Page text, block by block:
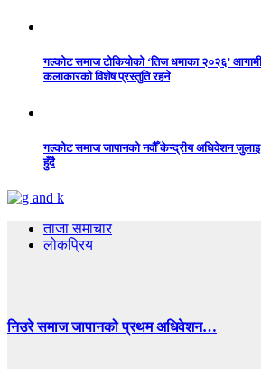
गल्कोट समाज टोकियोको ‘तिज धमाका २०२६’ आगामी
कलाकारको विशेष प्रस्तुति रहने
गल्कोट समाज जापानको नवौँ केन्द्रीय अधिवेशन
हुँदै
ताजा समाचार
लोकप्रिय
निउरे समाज जापानको प्रथम अधिवेशन…